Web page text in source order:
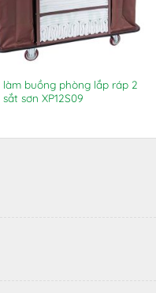
làm buồng phòng lắp ráp 2
sơn XP12S09